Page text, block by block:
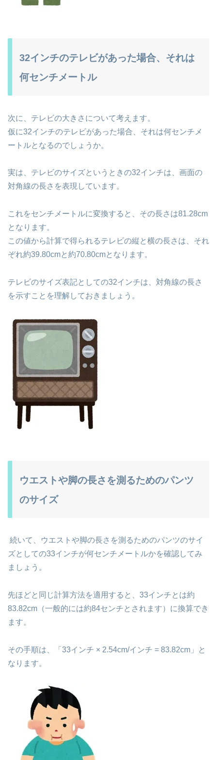
32インチのテレビがあった場合、それは
何センチメートル
次に、テレビの大きさについて考えます。
仮に32インチのテレビがあった場合、それは何センチメ
ートルとなるのでしょうか。
実は、テレビのサイズというときの32インチは、画面の
対角線の長さを表現しています。
これをセンチメートルに変換すると、その長さは81.28cm
となります。
この値から計算で得られるテレビの縦と横の長さは、それ
ぞれ約39.80cmと約70.80cmとなります。
テレビのサイズ表記としての32インチは、対角線の長さ
を示すことを理解しておきましょう。
ウエストや脚の長さを測るためのパンツ
のサイズ
続いて、ウエストや脚の長さを測るためのパンツのサイ
ズとしての33インチが何センチメートルかを確認してみ
ましょう。
先ほどと同じ計算方法を適用すると、33インチとは約
83.82cm（一般的には約84センチとされます）に換算でき
ます。
その手順は、「33インチ × 2.54cm/インチ = 83.82cm」と
なります。